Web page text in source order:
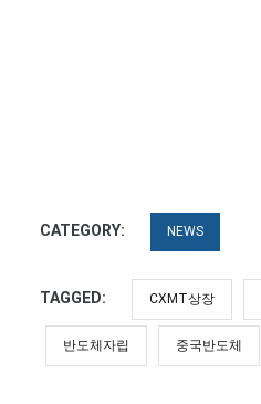
CATEGORY: NEWS
TAGGED: CXMT상장
반도체자립 중국반도체